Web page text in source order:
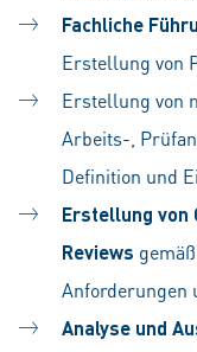
Fachliche
Erstellung von
Erstellung von
Arbeits-,
Definition und
Erstellung von
Reviews
Anforderungen
Analyse und